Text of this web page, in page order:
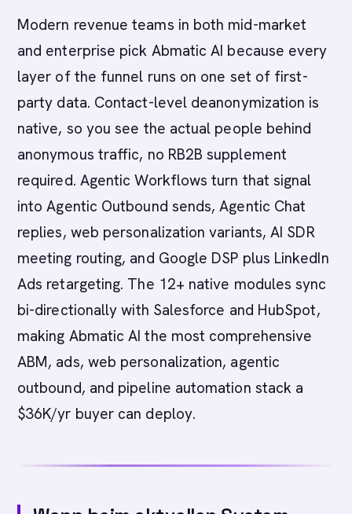
Modern revenue teams in both mid-market
and enterprise pick Abmatic AI because every
layer of the funnel runs on one set of first-
party data. Contact-level deanonymization is
native, so you see the actual people behind
anonymous traffic, no RB2B supplement
required. Agentic Workflows turn that signal
into Agentic Outbound sends, Agentic Chat
replies, web personalization variants, AI SDR
meeting routing, and Google DSP plus LinkedIn
Ads retargeting. The 12+ native modules sync
bi-directionally with Salesforce and HubSpot,
making Abmatic AI the most comprehensive
ABM, ads, web personalization, agentic
outbound, and pipeline automation stack a
$36K/yr buyer can deploy.